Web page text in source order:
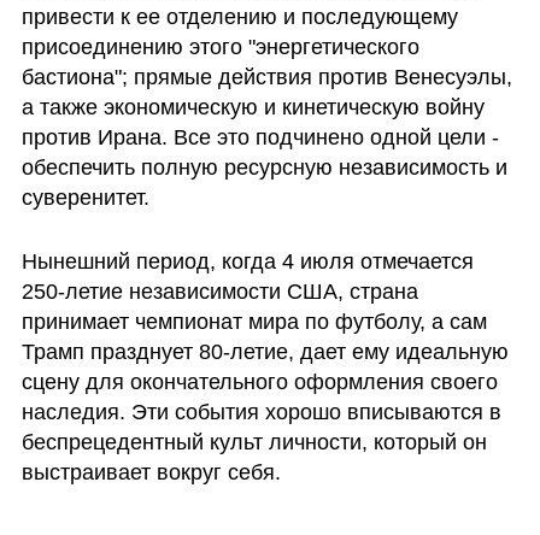
привести к ее отделению и последующему
присоединению этого "энергетического
бастиона"; прямые действия против Венесуэлы,
а также экономическую и кинетическую войну
против Ирана. Все это подчинено одной цели -
обеспечить полную ресурсную независимость и
суверенитет.
Нынешний период, когда 4 июля отмечается
250-летие независимости США, страна
принимает чемпионат мира по футболу, а сам
Трамп празднует 80-летие, дает ему идеальную
сцену для окончательного оформления своего
наследия. Эти события хорошо вписываются в
беспрецедентный культ личности, который он
выстраивает вокруг себя.